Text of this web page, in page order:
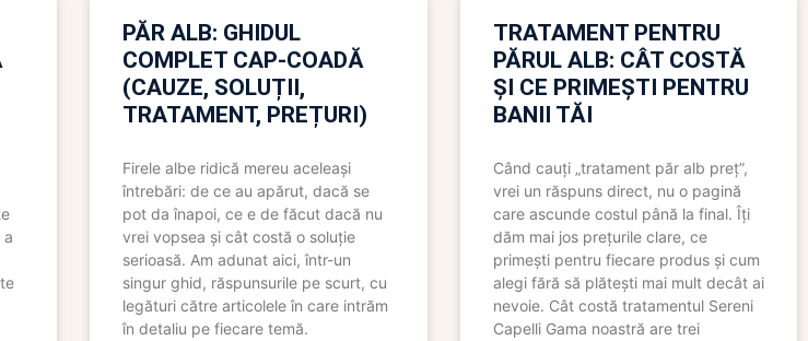
a
PĂR ALB: GHIDUL
COMPLET CAP-COADĂ
(CAUZE, SOLUȚII,
TRATAMENT, PREȚURI)
Firele albe ridică mereu aceleași
întrebări: de ce au apărut, dacă se
pot da înapoi, ce e de făcut dacă nu
vrei vopsea și cât costă o soluție
serioasă. Am adunat aici, într-un
singur ghid, răspunsurile pe scurt, cu
legături către articolele în care intrăm
în detaliu pe fiecare temă.
TRATAMENT PENTRU
PĂRUL ALB: CÂT COSTĂ
ȘI CE PRIMEȘTI PENTRU
BANII TĂI
Când cauți „tratament păr alb preț”,
vrei un răspuns direct, nu o pagină
care ascunde costul până la final. Îți
dăm mai jos prețurile clare, ce
primești pentru fiecare produs și cum
alegi fără să plătești mai mult decât ai
nevoie. Cât costă tratamentul Sereni
Capelli Gama noastră are trei